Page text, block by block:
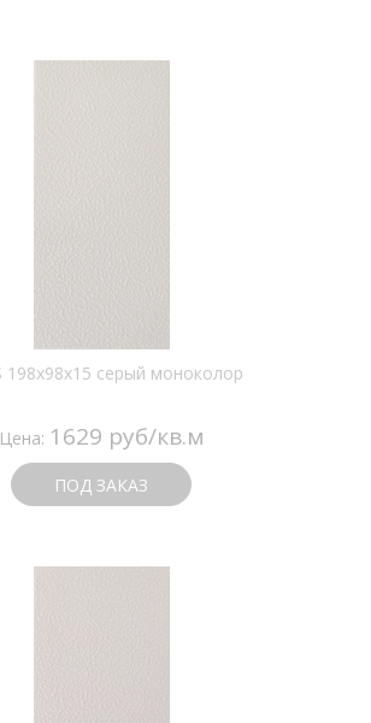
198x98x15 серый моноколор
Цена: 1629 руб/кв.м
ПОД ЗАКАЗ